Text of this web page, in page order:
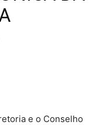
e o Conselho